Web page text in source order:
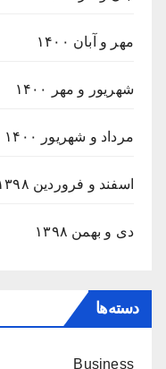
مهر و آبان ۱۴۰۰
شهریور و مهر ۱۴۰۰
مرداد و شهریور ۱۴۰۰
اسفند و فروردین ۱۳۹۸
دی و بهمن ۱۳۹۸
دسته‌ها
Business